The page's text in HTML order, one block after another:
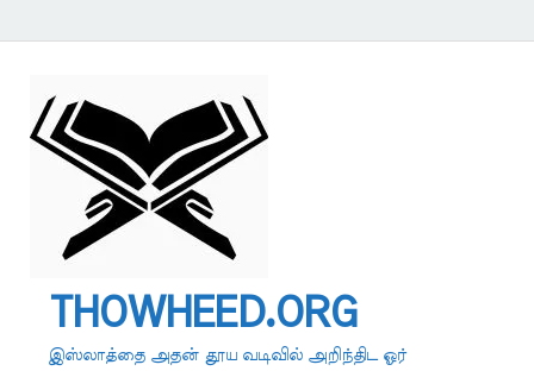
THOWHEED.ORG
இஸ்லாத்தை அதன் தூய வடிவில் அறிந்திட ஓர்